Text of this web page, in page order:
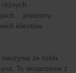
jesteśmy
klientów.
naczynia ze szkła
To skojarzenie z